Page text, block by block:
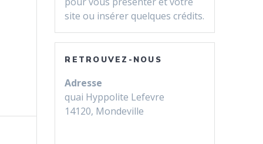
site ou insérer quelques crédits.
RETROUVEZ-NOUS
Adresse
quai Hyppolite Lefevre
14120, Mondeville